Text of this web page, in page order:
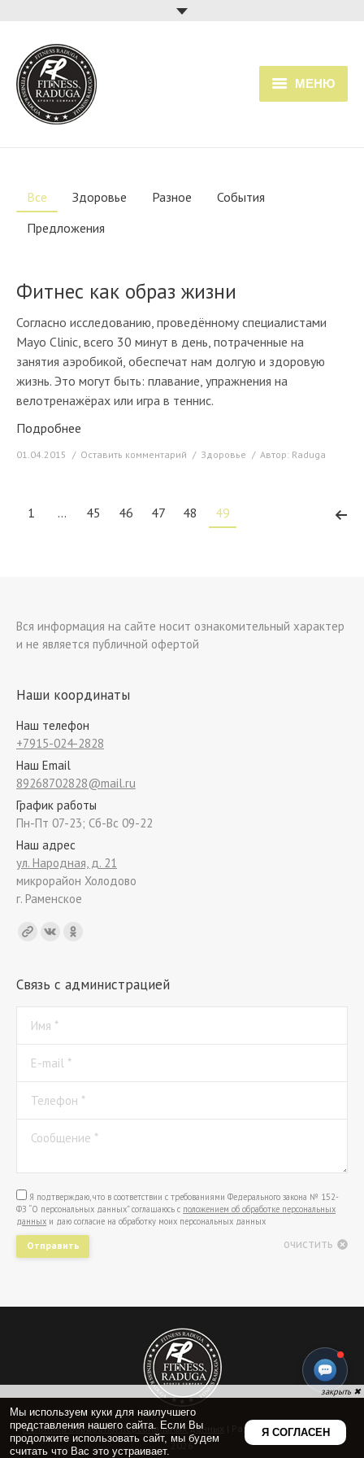
МЕНЮ
Прайс
О клубе
Все Здоровье Разное
События
Предложения
Фитнес как образ жизни
Согласно исследованию, проведённому специалистами
Mayo Clinic, всего 30 минут в день, потраченные на
занятия аэробикой, обеспечат нам долгую и здоровую
жизнь. Это могут быть: плавание, упражнения на
велотренажёрах или игра в теннис.
Подробнее
01.04.2015 Оставить комментарий Здоровье Автор: Raduga
1 … 45 46 47 48 49
Вся информация на сайте носит ознакомительный характер
и не является публичной офертой
Наши координаты
Наш телефон
+7915-024-2828
Наш Email
89268702828@mail.ru
График работы
Пн-Пт 07-23; Сб-Вс 09-22
Наш адрес
ул. Народная, д. 21
микрорайон Холодово
г. Раменское
Find us on:
Связь с администрацией
Имя *
E-mail *
Телефон *
Сообщение *
Я подтверждаю, что в соответствии с требованиями Федерального закона № 152-
ФЗ “О персональных данных” соглашаюсь с положением об обработке персональных
данных и даю согласие на обработку моих персональных данных
Отправить очистить
Политика обработки персональных данных
| Радуга Фитнес © 2009-
2026